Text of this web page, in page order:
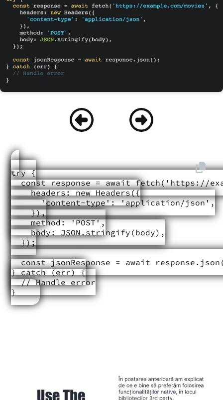
try {
const response = await fetch('https://
    headers: new Headers({
      'content-type': 'application/json',
    }),
    method: 'POST',
    body: JSON.stringify(body),
  });
const jsonResponse = await
} catch (err) {
  // Handle error
}